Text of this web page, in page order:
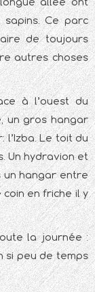
Ce parc
de toujours
autres choses
à l’ouest du
un gros hangar
Le toit du
Un hydravion et
un hangar entre
coin en friche il y
la journée :
si peu de temps